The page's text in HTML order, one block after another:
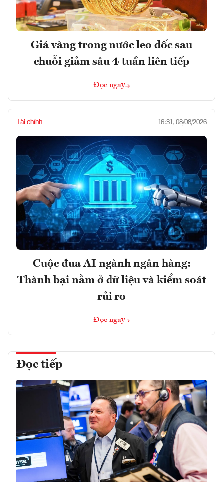
Giá vàng trong nước leo dốc sau
chuỗi giảm sâu 4 tuần liên tiếp
Đọc ngay
Tài chính 16:31, 08/08/2026
Cuộc đua AI ngành ngân hàng:
Thành bại nằm ở dữ liệu và kiểm soát
rủi ro
Đọc ngay
Đọc tiếp